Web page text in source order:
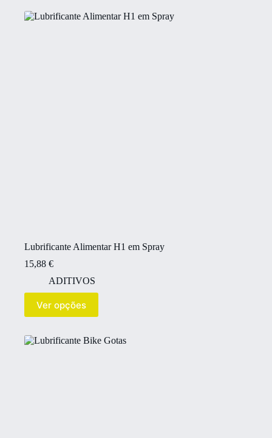
Lubrificante Alimentar H1 em Spray
15,88 €
ADITIVOS
Ver opções